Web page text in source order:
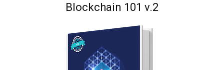
Blockchain 101 v.2